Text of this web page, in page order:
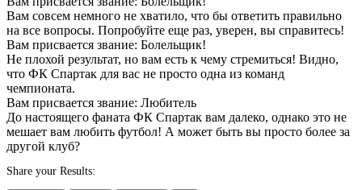
Вам совсем немного не хватило, что бы ответить правильно
на все вопросы. Попробуйте еще раз, уверен, вы справитесь!
Вам присвается звание: Болельщик!
Не плохой результат, но вам есть к чему стремиться! Видно,
что ФК Спартак для вас не просто одна из команд
чемпионата.
Вам присвается звание: Любитель
До настоящего фаната ФК Спартак вам далеко, однако это не
мешает вам любить футбол! А может быть вы просто более за
другой клуб?
Share your Results: